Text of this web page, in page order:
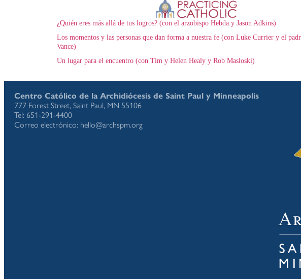
¿Quién eres más allá de tus logros? (con el arzobispo Hebda y Jason Adkins)
Los momentos y las personas que dan forma a nuestra fe (con Luke Currier y el
Vance)
Un lugar para el encuentro (con Tim y Helen Healy y Rob Masloski)
Centro Católico de la Archidiócesis de Saint Paul y Minneapolis
777 Forest Street, Saint Paul, MN 55106
Tel: 651-291-4400
Correo electrónico: hello@archspm.org